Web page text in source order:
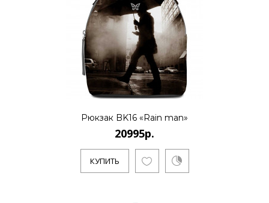
Рюкзак BK16 «Rain man»
20995р.
КУПИТЬ